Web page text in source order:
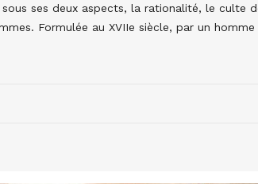
sous ses deux aspects, la rationalité, le culte
Formulée au XVIIe siècle, par un homme